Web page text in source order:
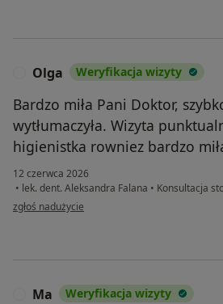
Olga Weryfikacja wizyty
Bardzo miła Pani Doktor,
wytłumaczyła. Wizyta
higienistka rowniez bardzo
12 czerwca 2026
• lek. dent. Aleksandra Falana • Konsultacja
w opinii użytkownika Olga
zgłoś nadużycie
Ma Weryfikacja wizyty